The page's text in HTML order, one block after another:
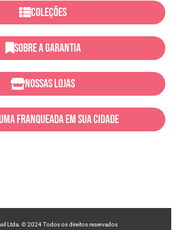
coleções
sobre a garantia
Nossas Lojas
franqueada em sua cidade
Ltda. © 2024 Todos os direitos reservados